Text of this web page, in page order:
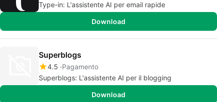
Type-in: L'assistente AI per email rapide
Download
Superblogs
4.5 Pagamento
Superblogs: L'assistente AI per il blogging
Download